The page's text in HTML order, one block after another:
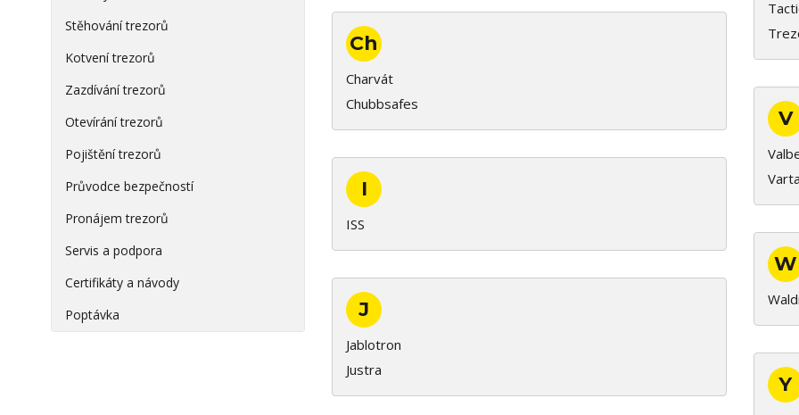
Stěhování trezorů
Kotvení trezorů
Zazdívání trezorů
Otevírání trezorů
Pojištění trezorů
Průvodce bezpečností
Pronájem trezorů
Servis a podpora
Certifikáty a návody
Poptávka
Ch
Charvát
Chubbsafes
I
ISS
J
Jablotron
Justra
V
Varta
W
Y